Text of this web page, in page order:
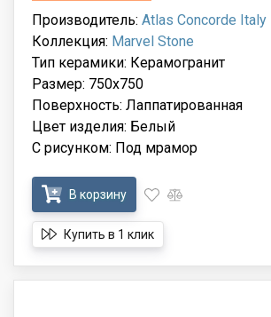
Производитель: Atlas Concorde Italy
Коллекция: Marvel Stone
Тип керамики: Керамогранит
Размер: 750x750
Поверхность: Лаппатированная
Цвет изделия: Белый
С рисунком: Под мрамор
В корзину
Купить в 1 клик